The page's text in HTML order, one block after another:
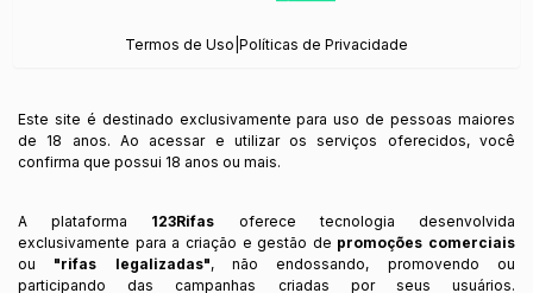
Termos de Uso Políticas de Privacidade
Este site é destinado exclusivamente para uso de pessoas maiores
de 18 anos. Ao acessar e utilizar os serviços oferecidos, você
confirma que possui 18 anos ou mais.
A plataforma 123Rifas oferece tecnologia desenvolvida
exclusivamente para a criação e gestão de promoções comerciais
ou "rifas legalizadas", não endossando, promovendo ou
participando das campanhas criadas por seus usuários.